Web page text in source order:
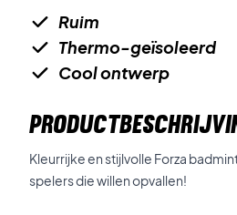
Ruim
Thermo-geïsoleerd
Cool ontwerp
Kleurrijke en stijlvolle Forza
spelers die willen opvallen!